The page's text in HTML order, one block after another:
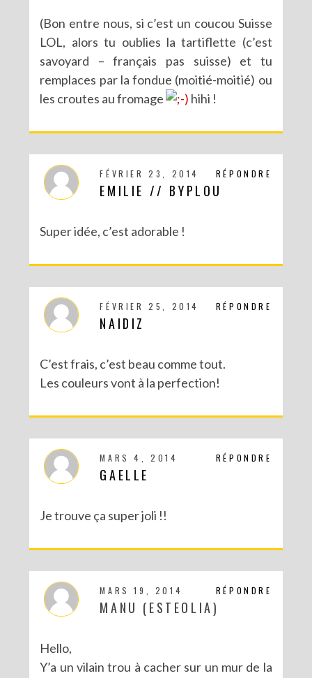
(Bon entre nous, si c’est un coucou Suisse
LOL, alors tu oublies la tartiflette (c’est
savoyard – français pas suisse) et tu
remplaces par la fondue (moitié-moitié) ou
les croutes au fromage
hihi !
RÉPONDRE
FÉVRIER 23, 2014
EMILIE // BYPLOU
Super idée, c’est adorable !
RÉPONDRE
FÉVRIER 25, 2014
NAIDIZ
C’est frais, c’est beau comme tout.
Les couleurs vont à la perfection!
RÉPONDRE
MARS 4, 2014
GAELLE
Je trouve ça super joli !!
RÉPONDRE
MARS 19, 2014
MANU (ESTEOLIA)
Hello,
Y’a un vilain trou à cacher sur un mur de la